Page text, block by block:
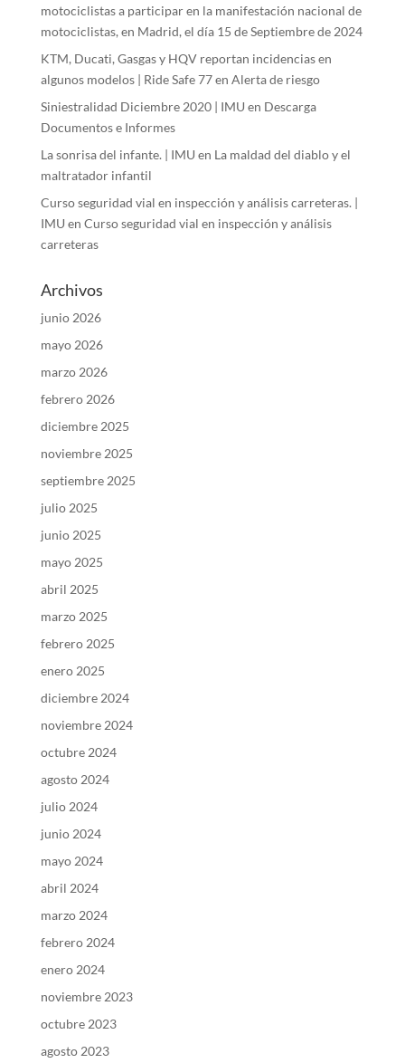
motociclistas a participar en la manifestación nacional de
motociclistas, en Madrid, el día 15 de Septiembre de 2024
KTM, Ducati, Gasgas y HQV reportan incidencias en
algunos modelos | Ride Safe 77en Alerta de riesgo
Siniestralidad Diciembre 2020 | IMU en Descarga
Documentos e Informes
La sonrisa del infante. | IMU en La maldad del diablo y el
maltratador infantil
Curso seguridad vial en inspección y análisis carreteras. |
IMU en Curso seguridad vial en inspección y análisis
carreteras
Archivos
junio 2026
mayo 2026
marzo 2026
febrero 2026
diciembre 2025
noviembre 2025
septiembre 2025
julio 2025
junio 2025
mayo 2025
abril 2025
marzo 2025
febrero 2025
enero 2025
diciembre 2024
noviembre 2024
octubre 2024
agosto 2024
julio 2024
junio 2024
mayo 2024
abril 2024
marzo 2024
febrero 2024
enero 2024
noviembre 2023
octubre 2023
agosto 2023